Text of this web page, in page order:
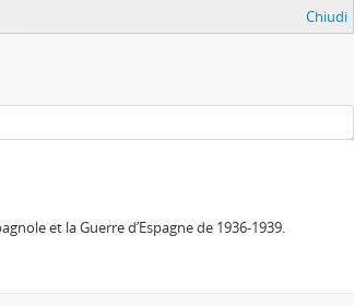
Chiudi
et la Guerre d’Espagne de 1936-1939.